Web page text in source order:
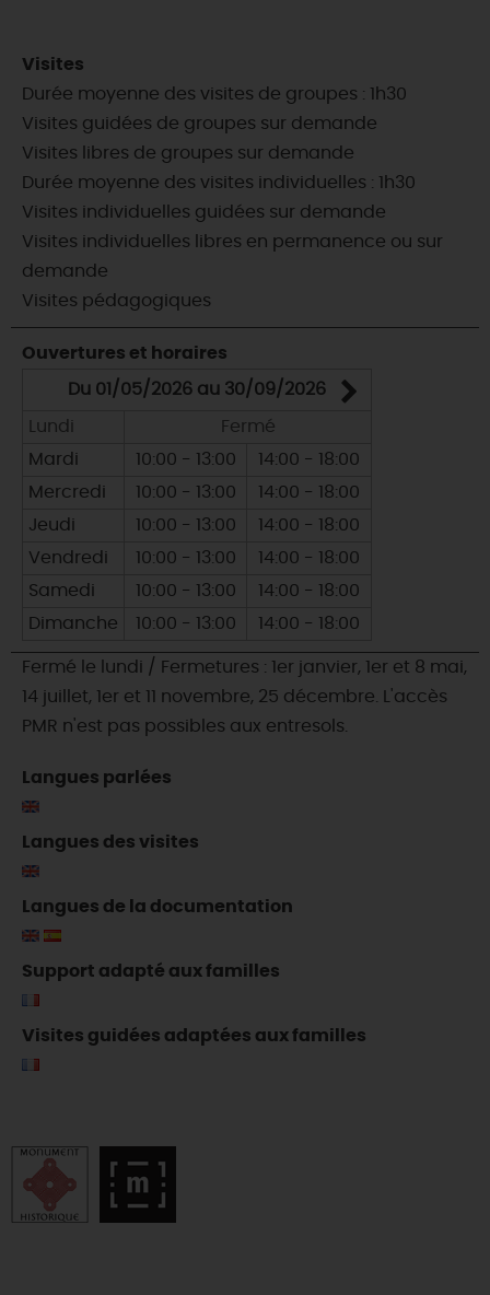
Visites
Durée moyenne des visites de groupes : 1h30
Visites guidées de groupes sur demande
Visites libres de groupes sur demande
Durée moyenne des visites individuelles : 1h30
Visites individuelles guidées sur demande
Visites individuelles libres en permanence ou sur
demande
Visites pédagogiques
Ouvertures et horaires
Du 01/05/2026 au 30/09/2026
Lundi
Fermé
Mardi
10:00 - 13:00
14:00 - 18:00
Mercredi
10:00 - 13:00
14:00 - 18:00
Jeudi
10:00 - 13:00
14:00 - 18:00
Vendredi
10:00 - 13:00
14:00 - 18:00
Samedi
10:00 - 13:00
14:00 - 18:00
Dimanche
10:00 - 13:00 14:00 - 18:00
Fermé le lundi / Fermetures : 1er janvier, 1er et 8 mai,
14 juillet, 1er et 11 novembre, 25 décembre. L'accès
PMR n'est pas possibles aux entresols.
Langues parlées
Langues des visites
Langues de la documentation
Support adapté aux familles
Visites guidées adaptées aux familles